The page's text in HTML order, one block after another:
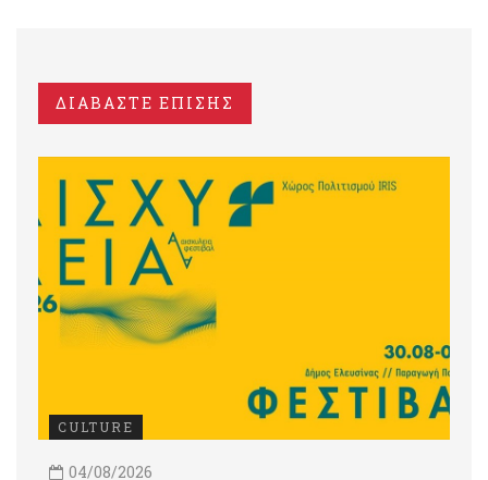
ΔΙΑΒΑΣΤΕ ΕΠΙΣΗΣ
CULTURE
04/08/2026